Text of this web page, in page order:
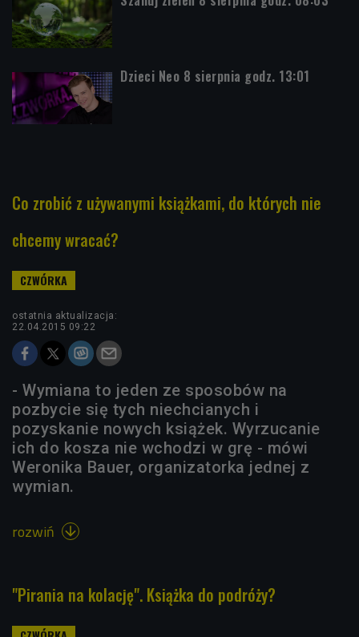
Dzieci Neo 8 sierpnia godz. 13:01
Co zrobić z używanymi książkami, do których nie
chcemy wracać?
ostatnia aktualizacja:
22.04.2015 09:22
- Wymiana to jeden ze sposobów na
pozbycie się tych niechcianych i
pozyskanie nowych książek. Wyrzucanie
ich do kosza nie wchodzi w grę - mówi
Weronika Bauer, organizatorka jednej z
wymian.
rozwiń 
"Pirania na kolację". Książka do podróży?